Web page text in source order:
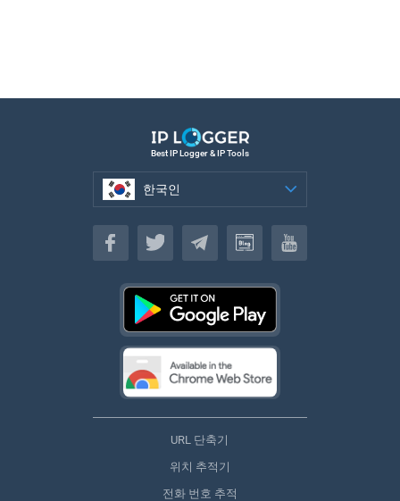
Best IP Logger & IP Tools
한국인
한국인
URL 단축기
위치 추적기
전화 번호 추적